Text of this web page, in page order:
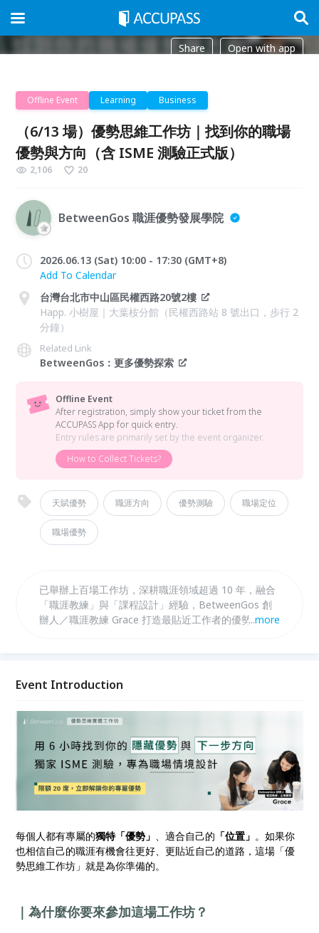
Share Open with app
Offline Event Learning Business
（6/13 場）優勢思維工作坊｜找到你的職場
優勢與方向（含 ISME 測驗正式版）
2,106 20
BetweenGos 職涯優勢發展學院
2026.06.13 (Sat) 10:00 - 17:30 (GMT+8)
Add To Calendar
台灣台北市中山區民權西路20號2樓
Happ. 小樹屋｜大葉桉分館（民權西路站 8 號出口，步行 2
分鐘）
Related Link
BetweenGos：更多優勢探索
Offline Event
After registration, simply show your ticket from the
ACCUPASS App for quick entry.
Entry rules are primarily set by the event organizer.
How to Collect Tickets?
天賦優勢 職涯方向 優勢測驗 職場定位
職場優勢
已舉辦上百場工作坊，深耕職涯領域超過 10 年，融合
「職涯教練」與「課程設計」經驗，BetweenGos 創
辦人／職涯教練 Grace 打造最貼近工作者的優勢思維
向地朝職涯目標邁進！
...more
Event Introduction
每個人都有專屬的獨特「優勢」 、適合自己的 「位置」 。如果你
也相信自己的職涯有機會往更好、更貼近自己的道路，這場「優
勢思維工作坊」就是為你準備的。
｜為什麼你要來參加這場工作坊？